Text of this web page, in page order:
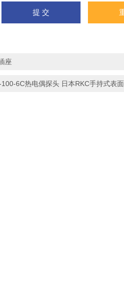
座
6C热电偶探头 日本RKC手持式表